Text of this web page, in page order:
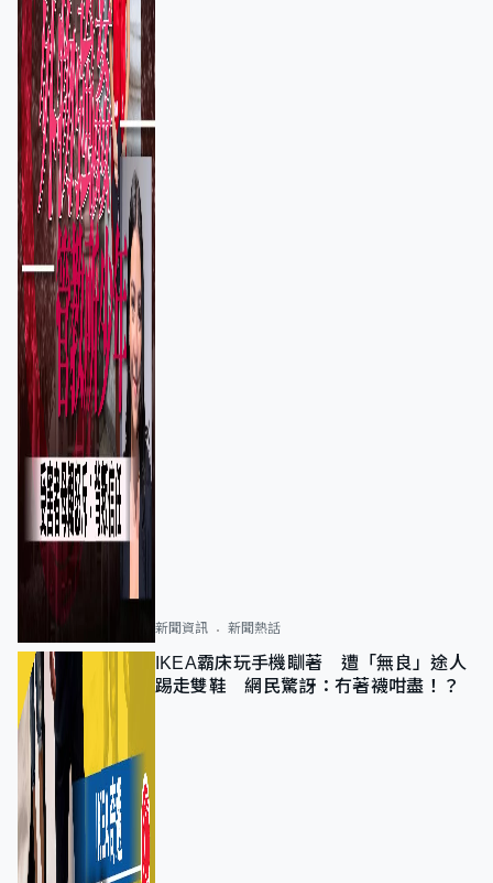
新聞資訊 新聞熱話
IKEA霸床玩手機瞓著 遭「無良」途人
踢走雙鞋 網民驚訝：冇著襪咁盡！？